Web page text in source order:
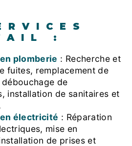
:
plomberie : Recherche et
fuites, remplacement de
de
installation de sanitaires et
électricité : Réparation
mise en
de prises et